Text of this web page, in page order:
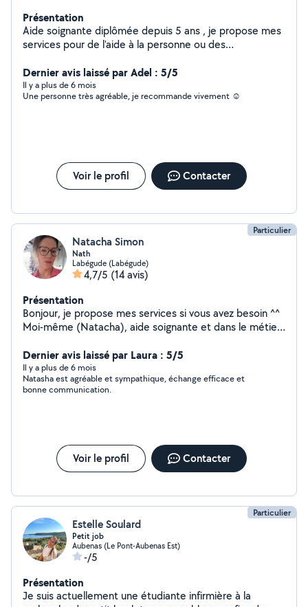
Présentation
Aide soignante diplômée depuis 5 ans , je propose mes
services pour de l'aide à la personne ou des
travail, j'aime le contact avec les autres.
Dernier avis laissé par Adel : 5/5
Il y a plus de 6 mois
Une personne très agréable, je recommande vivement ☺️
Voir le profil Contacter
Particulier
Natacha Simon
Nath
Labégude (Labégude)
4,7/5 (14 avis)
Présentation
Bonjour, je propose mes services si vous avez besoin ^^
Moi-même (Natacha), aide soignante et dans le métier
prise de repas, rendez-vous médicaux, courses,
promenades, aide à la toilette à l'habillage, repassage,
ménages etc... Je suis très ponctuelle, autonome et
minutieuse. Au plaisir ;-)
Dernier avis laissé par Laura : 5/5
Il y a plus de 6 mois
Natasha est agréable et sympathique, échange efficace et
bonne communication.
Voir le profil Contacter
Particulier
Estelle Soulard
Petit job
Aubenas (Le Pont-Aubenas Est)
-/5
Présentation
Je suis actuellement une étudiante infirmière à la